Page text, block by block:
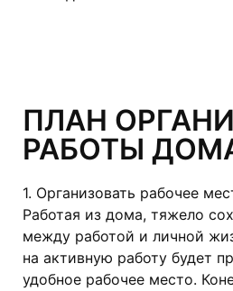
ПЛАН
РАБОТЫ
1. Организовать рабочее
Работая из дома, тяжело
между работой и личной
на активную работу будет
удобное рабочее место.